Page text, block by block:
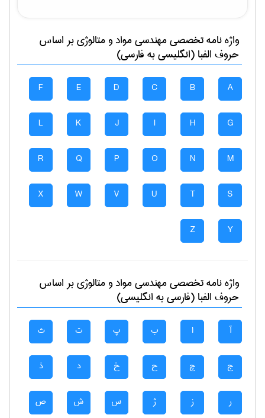
واژه نامه تخصصیمهندسی مواد و متالوژیبر اساس
حروف الفبا (انگلیسی به فارسی)
A
B
C
D
E
F
G
H
I
J
K
L
M
N
O
P
Q
R
S
T
U
V
W
X
Y
Z
واژه نامه تخصصیمهندسی مواد و متالوژیبر اساس
حروف الفبا (فارسی به انگلیسی)
آ ا ب پ ت ث
ج چ ح خ د ذ
ر ز ژ س ش ص